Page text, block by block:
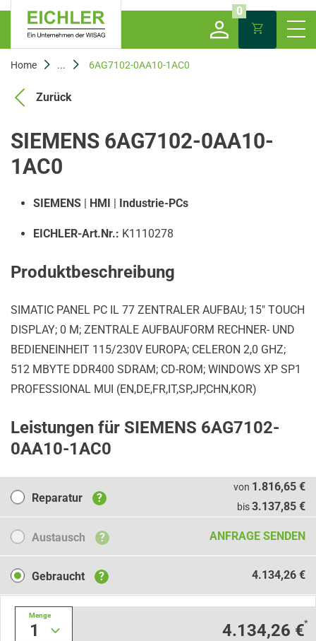
0
Home ... 6AG7102-0AA10-1AC0
Zurück
SIEMENS 6AG7102-0AA10-
1AC0
SIEMENS | HMI | Industrie-PCs
EICHLER-Art.Nr.: K1110278
Produktbeschreibung
SIMATIC PANEL PC IL 77 ZENTRALER AUFBAU; 15" TOUCH
DISPLAY; 0 M; ZENTRALE AUFBAUFORM RECHNER- UND
BEDIENEINHEIT 115/230V EUROPA; CELERON 2,0 GHZ;
512 MBYTE DDR400 SDRAM; CD-ROM; WINDOWS XP SP1
PROFESSIONAL MUI (EN,DE,FR,IT,SP,JP,CHN,KOR)
Leistungen für SIEMENS 6AG7102-
0AA10-1AC0
Reparatur
Reparatur ?
von 1.816,65 €
bis3.137,85 €
Austausch
Austausch ? ANFRAGE SENDEN
Gebraucht
Gebraucht ? 4.134,26 €
1
Menge
4.134,26 €*